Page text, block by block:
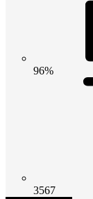
96%
3567